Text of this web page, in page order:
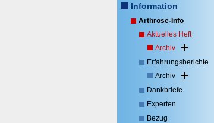
Information
Arthrose-Info
Aktuelles Heft
Archiv
Erfahrungsberichte
Archiv
Dankbriefe
Experten
Bezug